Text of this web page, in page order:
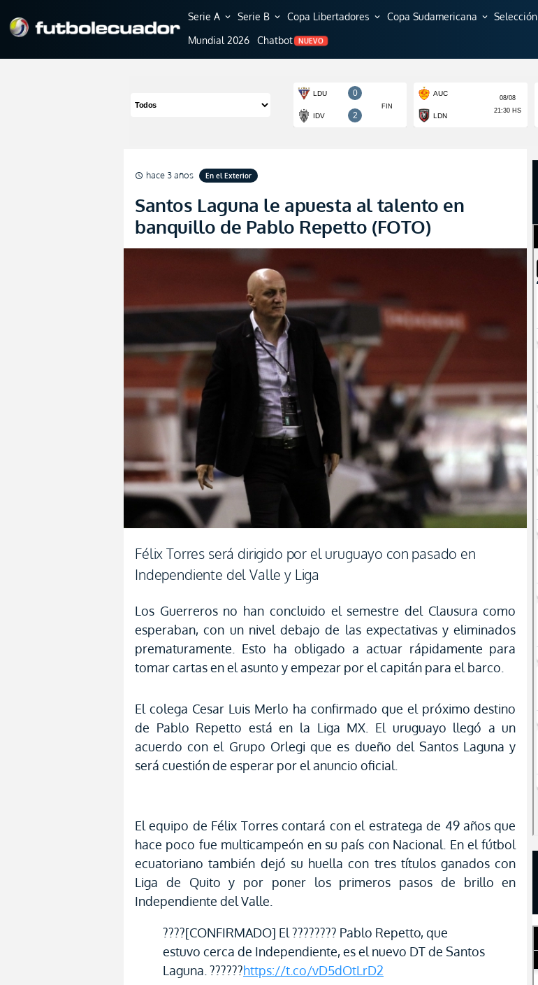
Serie A expand_more Serie B expand_more Copa Libertadores expand_more Copa Sudamericana expand_more Selección
Mundial 2026 Chatbot NUEVO
schedule hace 3 años En el Exterior
Santos Laguna le apuesta al talento en
banquillo de Pablo Repetto (FOTO)
Félix Torres será dirigido por el uruguayo con pasado en
Independiente del Valle y Liga
Los Guerreros no han concluido el semestre del Clausura como
esperaban, con un nivel debajo de las expectativas y eliminados
prematuramente. Esto ha obligado a actuar rápidamente para
tomar cartas en el asunto y empezar por el capitán para el barco.
El colega Cesar Luis Merlo ha confirmado que el próximo destino
de Pablo Repetto está en la Liga MX. El uruguayo llegó a un
acuerdo con el Grupo Orlegi que es dueño del Santos Laguna y
será cuestión de esperar por el anuncio oficial.
El equipo de Félix Torres contará con el estratega de 49 años que
hace poco fue multicampeón en su país con Nacional. En el fútbol
ecuatoriano también dejó su huella con tres títulos ganados con
Liga de Quito y por poner los primeros pasos de brillo en
Independiente del Valle.
????[CONFIRMADO] El ???????? Pablo Repetto, que
estuvo cerca de Independiente, es el nuevo DT de Santos
Laguna. ??????https://t.co/vD5dOtLrD2